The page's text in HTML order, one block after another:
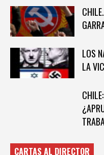
LOS
LA
CARTAS AL DIRECTOR